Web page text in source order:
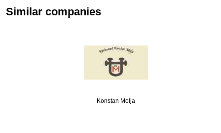
Similar companies
Konstan Molja